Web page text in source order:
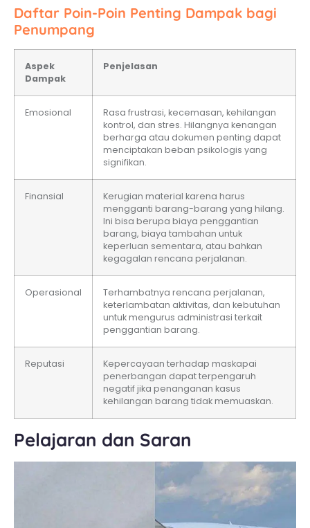
Daftar Poin-Poin Penting Dampak bagi
Penumpang
Aspek
Dampak
Penjelasan
Emosional
Rasa frustrasi, kecemasan, kehilangan
kontrol, dan stres. Hilangnya kenangan
berharga atau dokumen penting dapat
menciptakan beban psikologis yang
signifikan.
Finansial
Kerugian material karena harus
mengganti barang-barang yang hilang.
Ini bisa berupa biaya penggantian
barang, biaya tambahan untuk
keperluan sementara, atau bahkan
kegagalan rencana perjalanan.
Operasional
Terhambatnya rencana perjalanan,
keterlambatan aktivitas, dan kebutuhan
untuk mengurus administrasi terkait
penggantian barang.
Reputasi
Kepercayaan terhadap maskapai
penerbangan dapat terpengaruh
negatif jika penanganan kasus
kehilangan barang tidak memuaskan.
Pelajaran dan Saran